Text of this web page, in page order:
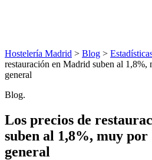
Hostelería Madrid > Blog >
restauración en Madrid suben al 1,8%,
general
Blog.
Los precios de
suben al 1,8%, muy
general